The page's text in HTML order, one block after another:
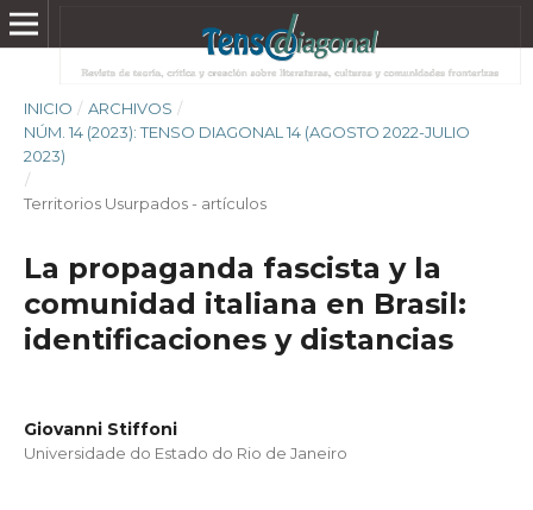
INICIO / ARCHIVOS /
NÚM. 14 (2023): TENSO DIAGONAL 14 (AGOSTO 2022-JULIO
2023)
/
Territorios Usurpados - artículos
La propaganda fascista y la
comunidad italiana en Brasil:
identificaciones y distancias
Giovanni Stiffoni
Universidade do Estado do Rio de Janeiro